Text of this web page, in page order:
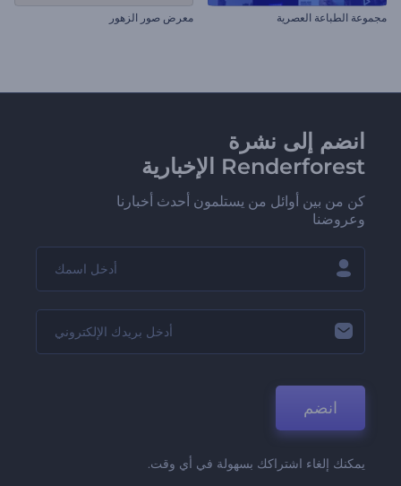
مجموعة الطباعة العصرية معرض صور الزهور
انضم إلى نشرة
Renderforest الإخبارية
كن من بين أوائل من يستلمون أحدث أخبارنا
وعروضنا
انضم
يمكنك إلغاء اشتراكك بسهولة في أي وقت.